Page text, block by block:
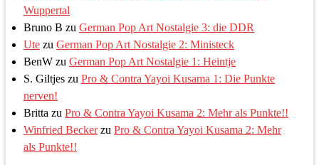
Wuppertal
Bruno B zu German Pop Art Nostalgie 3: die DDR
Ute zu German Pop Art Nostalgie 2: Ministeck
BenW zu German Pop Art Nostalgie 1: Heintje
S. Giltjes zu Pro & Contra Yayoi Kusama 1: Die Punkte
nerven!
Britta zu Pro & Contra Yayoi Kusama 2: Mehr als Punkte!!
Winfried Beckerzu Pro & Contra Yayoi Kusama 2: Mehr
als Punkte!!